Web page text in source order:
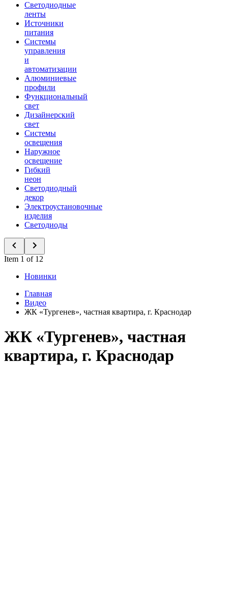
Светодиодные
ленты
Источники
питания
Системы
управления
и
автоматизации
Алюминиевые
профили
Функциональный
свет
Дизайнерский
свет
Системы
освещения
Наружное
освещение
Гибкий
неон
Светодиодный
декор
Электроустановочные
изделия
Светодиоды
Item 1 of 12
Новинки
Главная
Видео
ЖК «Тургенев», частная квартира, г. Краснодар
ЖК «Тургенев», частная
квартира, г. Краснодар